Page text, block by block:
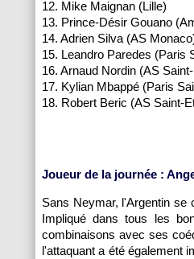
12. Mike Maignan (Lille)
13. Prince-Désir Gouano
14. Adrien Silva (AS
15. Leandro Paredes (Paris
16. Arnaud Nordin (AS
17. Kylian Mbappé (Paris
18. Robert Beric (AS Saint-
Joueur de la journée :
Sans Neymar, l'Argentin se
Impliqué dans tous les
combinaisons avec ses
l'attaquant a été également